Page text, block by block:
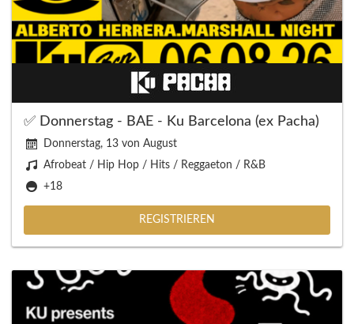
✅ Donnerstag - BAE - Ku Barcelona (ex Pacha)
Donnerstag, 13 von August
Afrobeat / Hip Hop / Hits / Reggaeton / R&B
+18
REGISTRIEREN